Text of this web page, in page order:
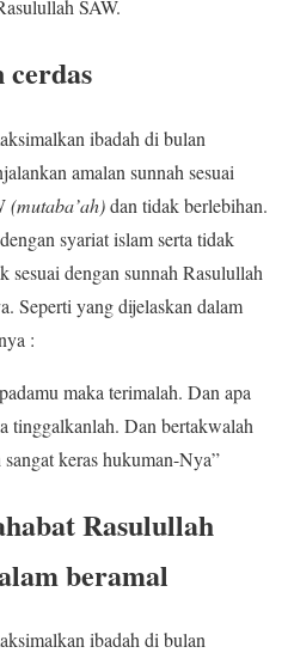
SAW.
cerdas
ibadah di bulan
amalan sunnah sesuai
(mutaba’ah)dan tidak berlebihan.
syariat islam serta tidak
sesuai dengan sunnah Rasulullah
Seperti yang dijelaskan dalam
:
maka terimalah. Dan apa
tinggalkanlah. Dan bertakwalah
keras hukuman-Nya”
Rasulullah
beramal
ibadah di bulan